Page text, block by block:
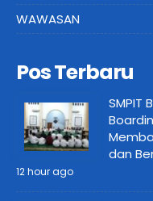
WAWASAN
Pos Terbaru
SMPIT
dan
12 hour ago